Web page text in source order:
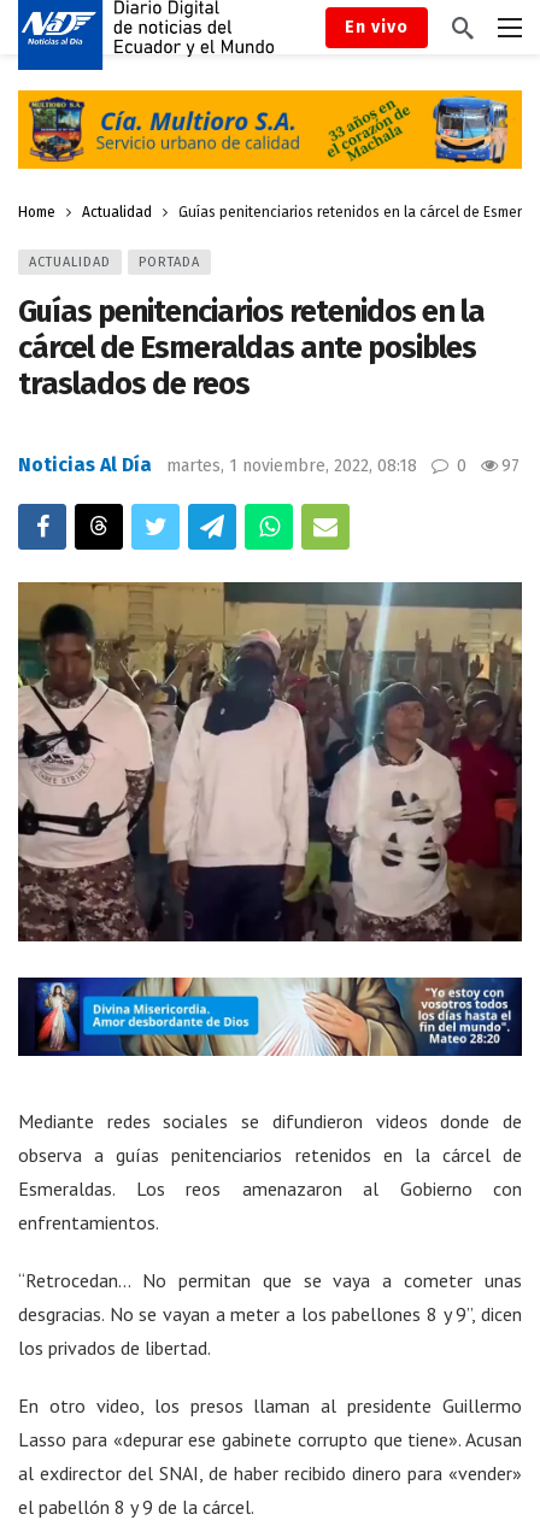
En vivo
Home Actualidad Guías penitenciarios retenidos en la cárcel de
ACTUALIDAD PORTADA
Guías penitenciarios retenidos en la
cárcel de Esmeraldas ante posibles
traslados de reos
Noticias Al Día martes, 1 noviembre, 2022, 08:18 0 97
Mediante redes sociales se difundieron videos donde de
observa a guías penitenciarios retenidos en la cárcel de
Esmeraldas. Los reos amenazaron al Gobierno con
enfrentamientos.
“Retrocedan… No permitan que se vaya a cometer unas
desgracias. No se vayan a meter a los pabellones 8 y 9”, dicen
los privados de libertad.
En otro video, los presos llaman al presidente Guillermo
Lasso para «depurar ese gabinete corrupto que tiene». Acusan
al exdirector del SNAI, de haber recibido dinero para «vender»
el pabellón 8 y 9 de la cárcel.